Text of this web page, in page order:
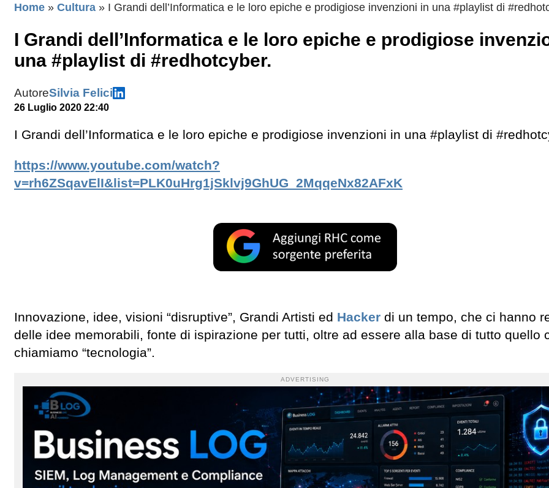
Home » Cultura » I Grandi dell’Informatica e le loro epiche e prodigiose invenzioni in una #playlist di
I Grandi dell’Informatica e le loro epiche e prodigiose
una #playlist di #redhotcyber.
AutoreSilvia Felici
26 Luglio 2020 22:40
I Grandi dell’Informatica e le loro epiche e prodigiose invenzioni in una #playlist di
https://www.youtube.com/watch?
v=rh6ZSqavElI&list=PLK0uHrg1jSklvj9GhUG_2MqqeNx82AFxK
Innovazione, idee, visioni “disruptive”, Grandi Artisti ed Hacker di un tempo, che ci hanno
delle idee memorabili, fonte di ispirazione per tutti, oltre ad essere alla base di tutto quello
chiamiamo “tecnologia”.
ADVERTISING